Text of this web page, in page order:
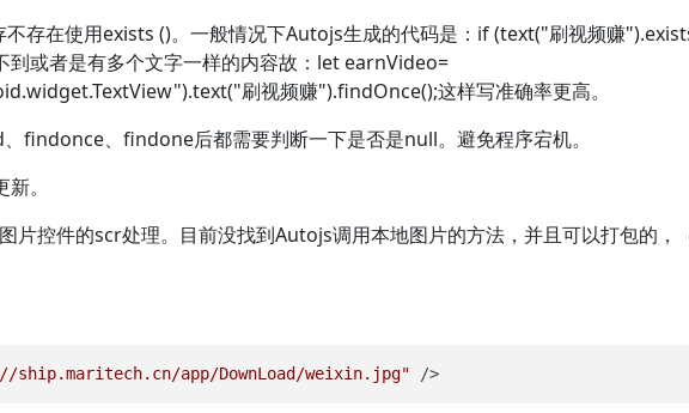
在使用exists ()。一般情况下Autojs生成的代码是：if (text("刷视频赚
到或者是有多个文字一样的内容故：let earnVideo=
刷视频赚").findOnce();这样写准确率更高。
、findone后都需要判断一下是否是null。避免程序宕机。
。
件的scr处理。目前没找到Autojs调用本地图片的方法，并且可以打包的，
app/DownLoad/weixin.jpg" />